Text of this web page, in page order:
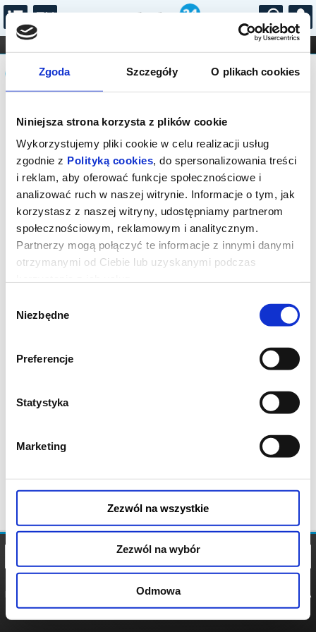
Zgoda Szczegóły O plikach cookies
Niniejsza strona korzysta z plików cookie
Wykorzystujemy pliki cookie w celu realizacji usług
zgodnie z Polityką cookies, do spersonalizowania treści
i reklam, aby oferować funkcje społecznościowe i
analizować ruch w naszej witrynie. Informacje o tym, jak
korzystasz z naszej witryny, udostępniamy partnerom
społecznościowym, reklamowym i analitycznym.
Partnerzy mogą połączyć te informacje z innymi danymi
otrzymanymi od Ciebie lub uzyskanymi podczas
zgody
Niezbędne
Preferencje
Statystyka
Marketing
Zezwól na wszystkie
Zezwól na wybór
Odmowa
...
FILHARMONIA OPERA I BALET
STAND-UP
DLA DZIECI
Komunikat
Sprzedaż biletów na niniejsze
wydarzenie została zakończona. Zapytaj
w Kasie instytucji o dostępność biletów
na wydarzenie.
POLITYKA
POLITYKA